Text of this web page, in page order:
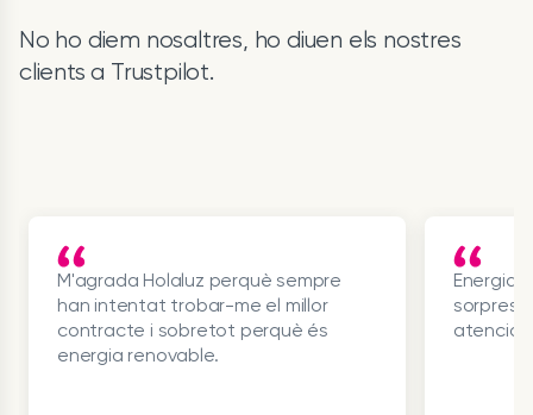
No ho diem nosaltres, ho diuen els nostres
clients a Trustpilot.
M'agrada Holaluz perquè sempre
han intentat trobar-me el millor
contracte i sobretot perquè és
energia renovable.
Energia
atenció